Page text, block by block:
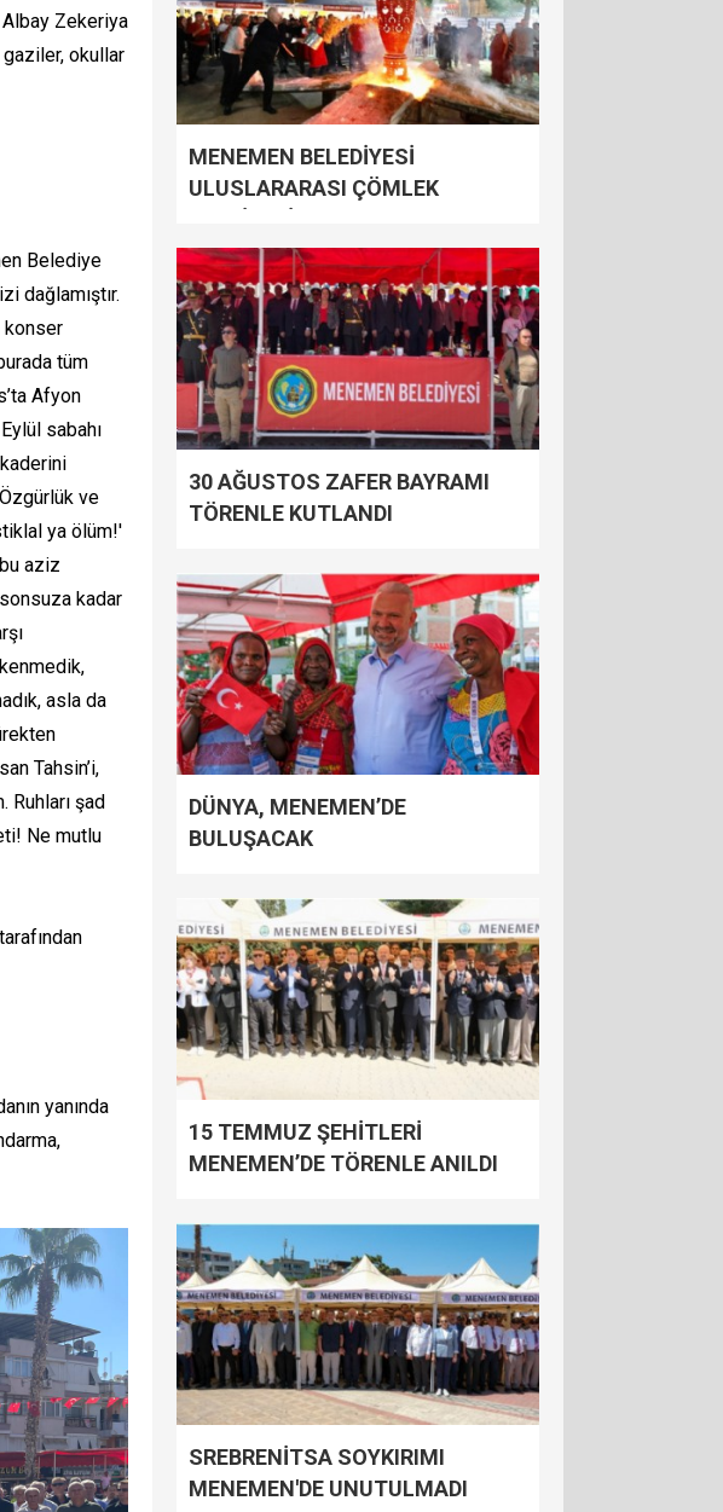
Albay Zekeriya
okullar
Belediye
dağlamıştır.
konser
tüm
Afyon
sabahı
ve
ya ölüm!'
aziz
kadar
asla da
Tahsin’i,
Ruhları şad
Ne mutlu
yanında
MENEMEN BELEDİYESİ
ULUSLARARASI ÇÖMLEK
AÇIYOR
30 AĞUSTOS ZAFER BAYRAMI
TÖRENLE KUTLANDI
DÜNYA, MENEMEN’DE
BULUŞACAK
15 TEMMUZ ŞEHİTLERİ
MENEMEN’DE TÖRENLE ANILDI
SREBRENİTSA SOYKIRIMI
MENEMEN'DE UNUTULMADI